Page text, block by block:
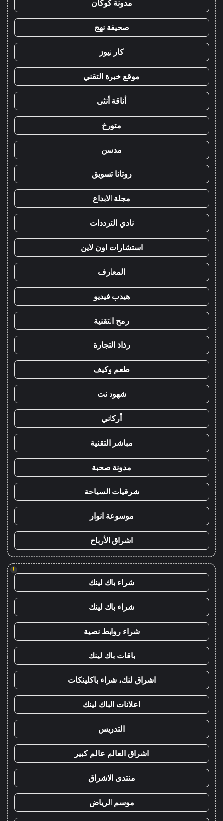
مدونة كوكان
صحيفة نهج
كار نيوز
موقع خبرة التقني
أناقة أنثى
متورخ
مدسن
روتانا تسويق
مجلة الابداع
نادي الترددات
استشارات اون لاين
المعارف
هيدب فيديو
رمح التقنية
رذاذ التجارة
طعم وكيف
شهود نت
أركاني
مباشر التقنية
مدونة صحبة
شرقيات السياحة
موسوعة انوار
اشراق الأرباح
!
شراء باك لينك
شراء باك لينك
شراء روابط نصية
باقات باك لينك
اشراق لنك، شراء باكلينكات
اعلانات الباك لينك
التدريس
اشراق العالم عالم كبير
منتدى الاشراق
موسم الرياض